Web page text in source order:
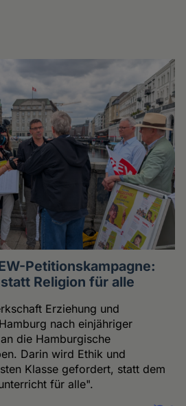
Petitionskampagne:
Religion für alle
Erziehung und
nach einjähriger
die Hamburgische
Darin wird Ethik und
Klasse gefordert, statt dem
für alle".